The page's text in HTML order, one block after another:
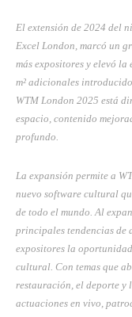
El extensión de 2024 del
Excel London, marcó un
más expositores y elevó
m² adicionales
WTM London 2025 está
espacio, contenido
profundo.
La expansión permite a
nuevo software cultural
de todo el mundo. Al
principales tendencias de
expositores la
cultural. Con temas que
restauración, el deporte y
actuaciones en vivo,